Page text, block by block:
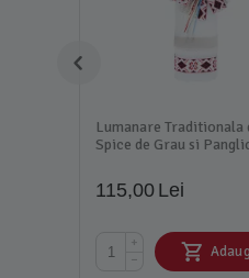
Lumanare Traditionala
Spice de Grau si
115,00 Lei
+
−